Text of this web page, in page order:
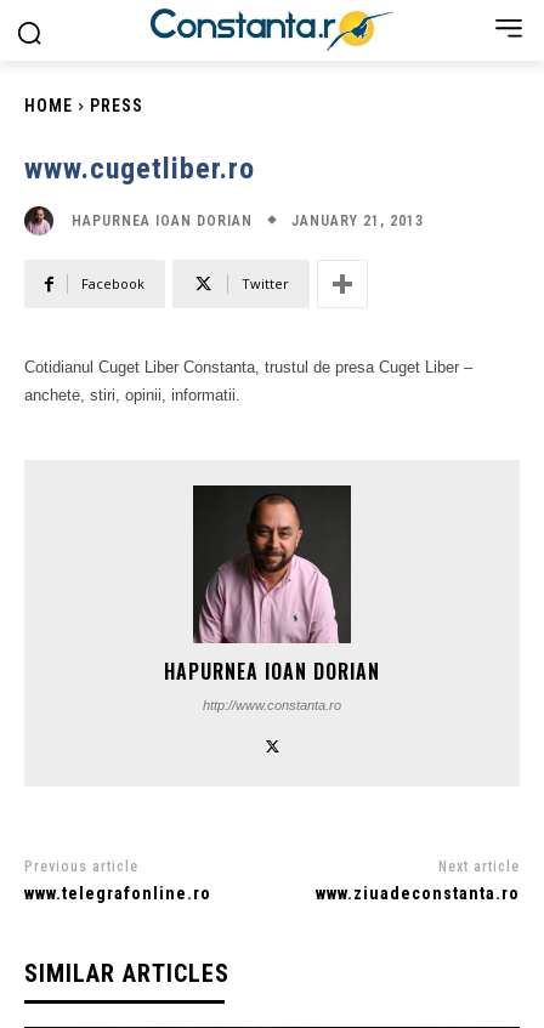
HOME PRESS
www.cugetliber.ro
HAPURNEA IOAN DORIAN JANUARY 21, 2013
Facebook Twitter
Cotidianul Cuget Liber Constanta, trustul de presa Cuget Liber –
anchete, stiri, opinii, informatii.
HAPURNEA IOAN DORIAN
http://www.constanta.ro
Previous article
www.telegrafonline.ro
Next article
www.ziuadeconstanta.ro
SIMILAR ARTICLES